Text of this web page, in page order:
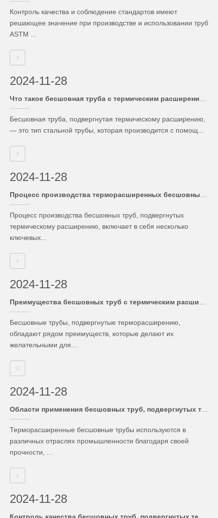
Контроль качества и соблюдение стандартов имеют
решающее значение при производстве и использовании труб
ASTM ...
2024-11-28
Бесшовная труба, подвергнутая термическому расширению,
— это тип стальной трубы, которая производится с помощ...
2024-11-28
Процесс производства бесшовных труб, подвергнутых
термическому расширению, включает в себя несколько
ключевых...
2024-11-28
Бесшовные трубы, подвергнутые терморасширению,
обладают рядом преимуществ, которые делают их
желательными для...
2024-11-28
Терморасширенные бесшовные трубы используются в
различных отраслях промышленности благодаря своей
прочности, ...
2024-11-28